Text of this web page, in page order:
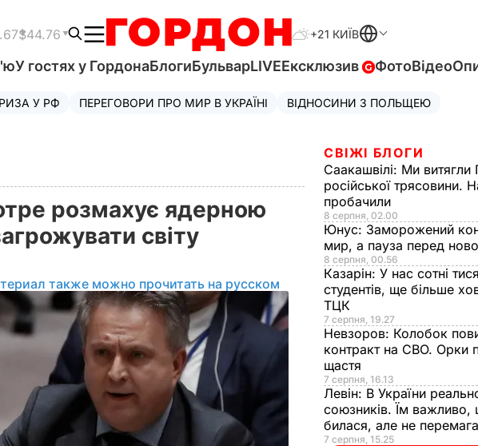
$44.76 +21 КИЇВ
У гостях у ГордонаБлогиБульварLIVEЕксклюзив ФотоВідео
У РФ ПЕРЕГОВОРИ ПРО МИР В УКРАЇНІ ВІДНОСИНИ З ПОЛЬЩЕЮ
розмахує ядерною
світу
также можно прочитать на русском
СВІЖІ БЛОГИ
Саакашвілі: Ми витягли
російської трясовини.
пробачили
8 серпня, 02.00
Юнус: Заморожений
мир, а пауза перед
8 серпня, 00.56
Казарін: У нас сотні
студентів, ще більше
ТЦК
7 серпня, 19.27
Невзоров: Колобок
контракт на СВО. Орки
щастя
7 серпня, 16.13
Левін: В України
союзників. Їм важливо,
билася, але не
7 серпня, 15.25